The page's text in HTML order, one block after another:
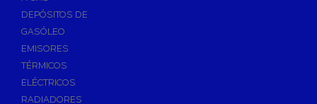
Invernaje de Piscinas
Limpiadores de Piscinas
Kits Analizadores
Dosificadores
Riego, Jardín y Fuentes
DEPÓSITOS DE
GASÓLEO
EMISORES
TÉRMICOS
ELÉCTRICOS
RADIADORES